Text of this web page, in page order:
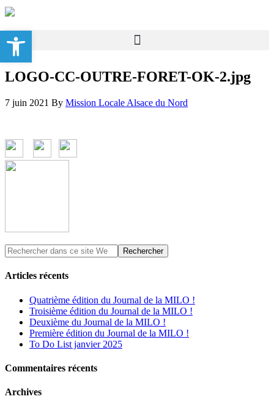
LOGO-CC-OUTRE-FORET-OK-2.jpg
7 juin 2021 By Mission Locale Alsace du Nord
Articles récents
Quatrième édition du Journal de la MILO !
Troisième édition du Journal de la MILO !
Deuxième du Journal de la MILO !
Première édition du Journal de la MILO !
To Do List janvier 2025
Commentaires récents
Archives
Ouvrir la barre d’outils